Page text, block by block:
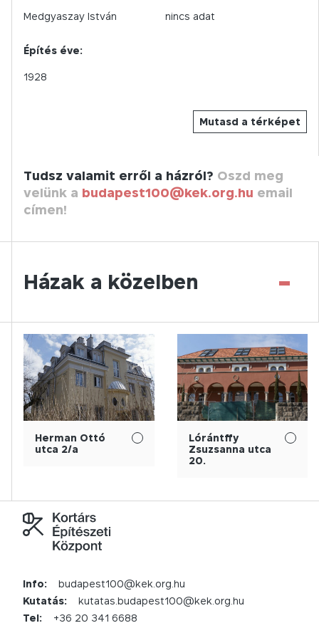
Mutasd a térképet
Medgyaszay István
nincs adat
Építés éve:
1928
Tudsz valamit erről a házról? Oszd meg
velünk a budapest100@kek.org.hu email
címen!
Házak a közelben -
Herman Ottó
utca 2/a
Lórántffy
Zsuzsanna utca
20.
Info:
budapest100@kek.org.hu
Kutatás:
kutatas.budapest100@kek.org.hu
Tel:
+36 20 341 6688